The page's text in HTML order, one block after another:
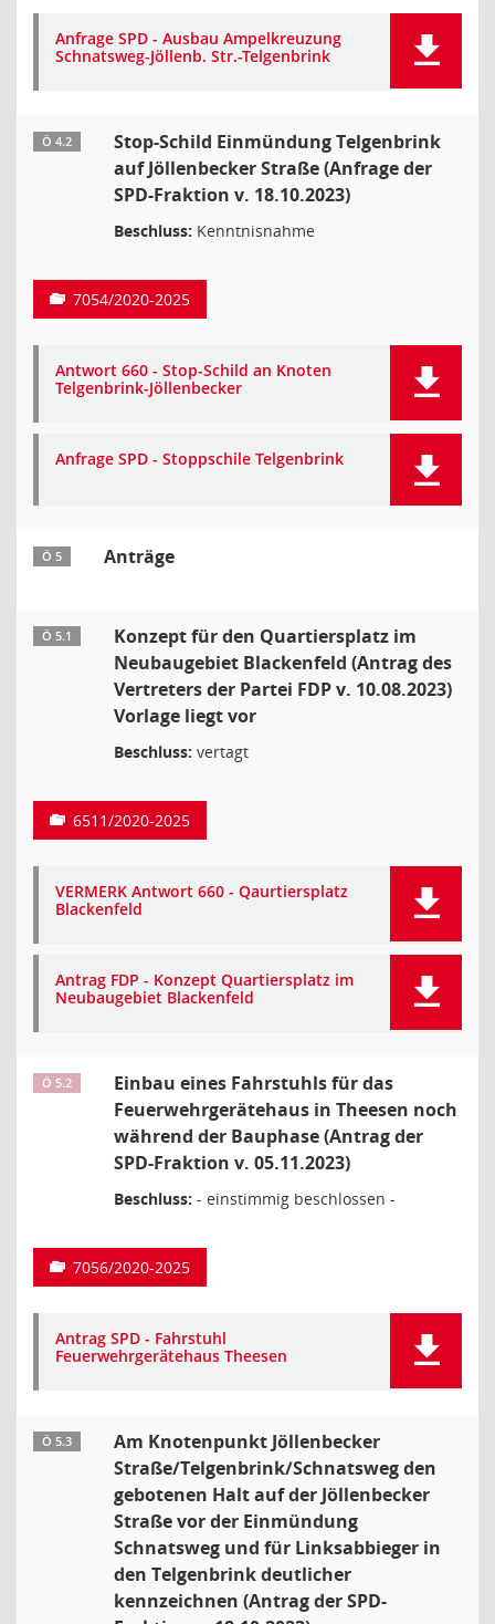
Anfrage SPD - Ausbau Ampelkreuzung
Schnatsweg-Jöllenb. Str.-Telgenbrink
Ö 4.2
Stop-Schild Einmündung Telgenbrink
auf Jöllenbecker Straße (Anfrage der
SPD-Fraktion v. 18.10.2023)
Beschluss: Kenntnisnahme
7054/2020-2025
Antwort 660 - Stop-Schild an Knoten
Telgenbrink-Jöllenbecker
Anfrage SPD - Stoppschile Telgenbrink
Ö 5 Anträge
Ö 5.1
Konzept für den Quartiersplatz im
Neubaugebiet Blackenfeld (Antrag des
Vertreters der Partei FDP v. 10.08.2023)
Vorlage liegt vor
Beschluss: vertagt
6511/2020-2025
VERMERK Antwort 660 - Qaurtiersplatz
Blackenfeld
Antrag FDP - Konzept Quartiersplatz im
Neubaugebiet Blackenfeld
Ö 5.2
Einbau eines Fahrstuhls für das
Feuerwehrgerätehaus in Theesen noch
während der Bauphase (Antrag der
SPD-Fraktion v. 05.11.2023)
Beschluss: - einstimmig beschlossen -
7056/2020-2025
Antrag SPD - Fahrstuhl
Feuerwehrgerätehaus Theesen
Ö 5.3
Am Knotenpunkt Jöllenbecker
Straße/Telgenbrink/Schnatsweg den
gebotenen Halt auf der Jöllenbecker
Straße vor der Einmündung
Schnatsweg und für Linksabbieger in
den Telgenbrink deutlicher
kennzeichnen (Antrag der SPD-